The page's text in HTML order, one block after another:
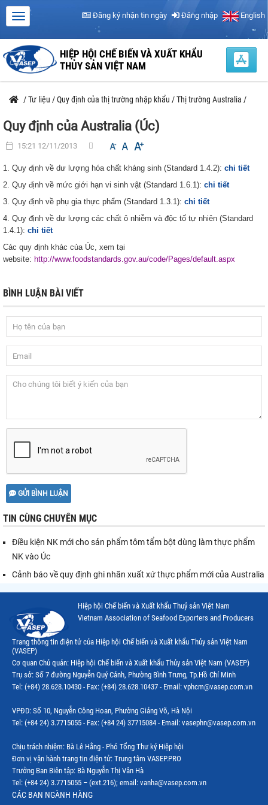
Đăng ký nhận tin ngày Đăng nhập English
HIỆP HỘI CHẾ BIẾN VÀ XUẤT KHẨU
THỦY SẢN VIỆT NAM
/Tư liệu /Quy định của thị trường nhập khẩu /Thị trường Australia /
Quy định của Australia (Úc)
15:21 12/11/2013
1. Quy định về dư lượng hóa chất kháng sinh (Standard 1.4.2): chi tiết
2. Quy định về mức giới hạn vi sinh vật (Standard 1.6.1): chi tiết
3. Quy định về phụ gia thực phẩm (Standard 1.3.1): chi tiết
4. Quy định về dư lượng các chất ô nhiễm và độc tố tự nhiên (Standard
1.4.1): chi tiết
Các quy định khác của Úc, xem tại
website: http://www.foodstandards.gov.au/code/Pages/default.aspx
BÌNH LUẬN BÀI VIẾT
GỬI BÌNH LUẬN
TIN CÙNG CHUYÊN MỤC
Điều kiện NK mới cho sản phẩm tôm tẩm bột dùng làm thực phẩm
NK vào Úc
Cảnh báo về quy định ghi nhãn xuất xứ thực phẩm mới của Australia
Hiệp hội Chế biến và Xuất khẩu Thuỷ sản Việt Nam
Vietnam Association of Seafood Exporters and Producers
Trang thông tin điện tử của Hiệp hội Chế biến và Xuất khẩu Thủy sản Việt Nam
(VASEP)
Cơ quan Chủ quản: Hiệp hội Chế biến và Xuất khẩu Thủy sản Việt Nam (VASEP)
Trụ sở: Số 7 đường Nguyễn Quý Cảnh, Phường Bình Trưng, Tp.Hồ Chí Minh
Tel: (+84) 28.628.10430 - Fax: (+84) 28.628.10437 - Email: vphcm@vasep.com.vn
VPĐD: Số 10, Nguyễn Công Hoan, Phường Giảng Võ, Hà Nội
Tel: (+84 24) 3.7715055 - Fax: (+84 24) 37715084 - Email: vasephn@vasep.com.vn
Chịu trách nhiệm: Bà Lê Hằng - Phó Tổng Thư ký Hiệp hội
Đơn vị vận hành trang tin điện tử: Trung tâm VASEP.PRO
Trưởng Ban Biên tập: Bà Nguyễn Thị Vân Hà
Tel: (+84 24) 3.7715055 – (ext.216); email: vanha@vasep.com.vn
CÁC BAN NGÀNH HÀNG